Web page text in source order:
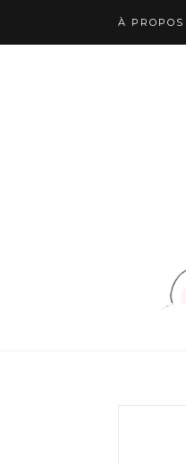
À PROPOS